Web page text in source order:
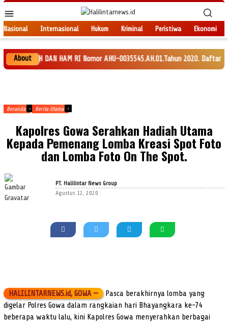
ke
kontenMobile
Nasional Internasional Hukum Kriminal Peristiwa Ekonomi
AboutDAN HAM RI Nomor AHU-0035545.AH.01.Tahun 2020. Daftar
Beranda Berita Utama
Kapolres Gowa Serahkan Hadiah Utama
Kepada Pemenang Lomba Kreasi Spot Foto
dan Lomba Foto On The Spot.
PT. Halilintar News Group
Agustus 12, 2020
HALILINTARNEWS.id, GOWA — Pasca berakhirnya lomba yang
digelar Polres Gowa dalam rangkaian hari Bhayangkara ke-74
beberapa waktu lalu, kini Kapolres Gowa menyerahkan berbagai